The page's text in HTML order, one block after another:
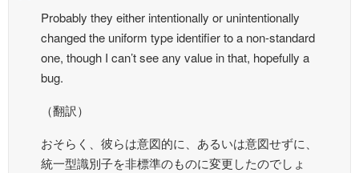
Probably they either intentionally or unintentionally
changed the uniform type identifier to a non-standard
one, though I can’t see any value in that, hopefully a
bug.
（翻訳）
おそらく、彼らは意図的に、あるいは意図せずに、
統一型識別子を非標準のものに変更したのでしょ